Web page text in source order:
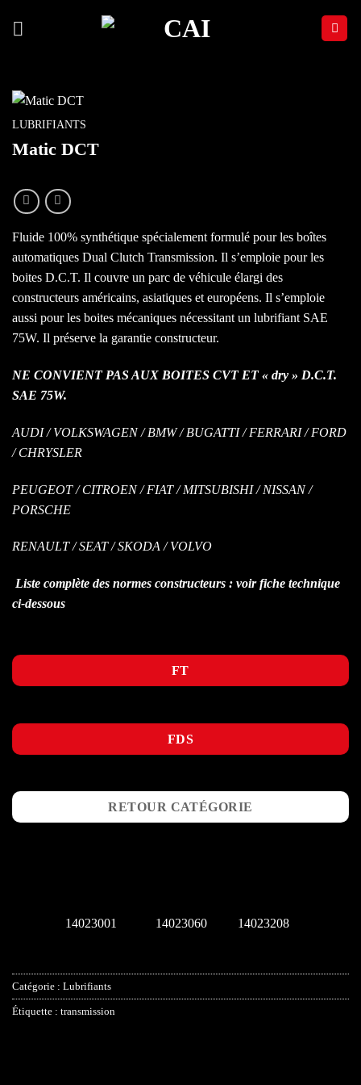
LUBRIFIANTS
Matic DCT
Fluide 100% synthétique spécialement formulé pour les boîtes
automatiques Dual Clutch Transmission. Il s’emploie pour les
boites D.C.T. Il couvre un parc de véhicule élargi des
constructeurs américains, asiatiques et européens. Il s’emploie
aussi pour les boites mécaniques nécessitant un lubrifiant SAE
75W. Il préserve la garantie constructeur.
NE CONVIENT PAS AUX BOITES CVT ET « dry » D.C.T.
SAE 75W.
AUDI / VOLKSWAGEN / BMW / BUGATTI / FERRARI / FORD
/ CHRYSLER
PEUGEOT / CITROEN / FIAT / MITSUBISHI / NISSAN /
PORSCHE
RENAULT / SEAT / SKODA / VOLVO
Liste complète des normes constructeurs : voir fiche technique
ci-dessous
FT
FDS
RETOUR CATÉGORIE
14023001 14023060 14023208
Catégorie : Lubrifiants
Étiquette : transmission